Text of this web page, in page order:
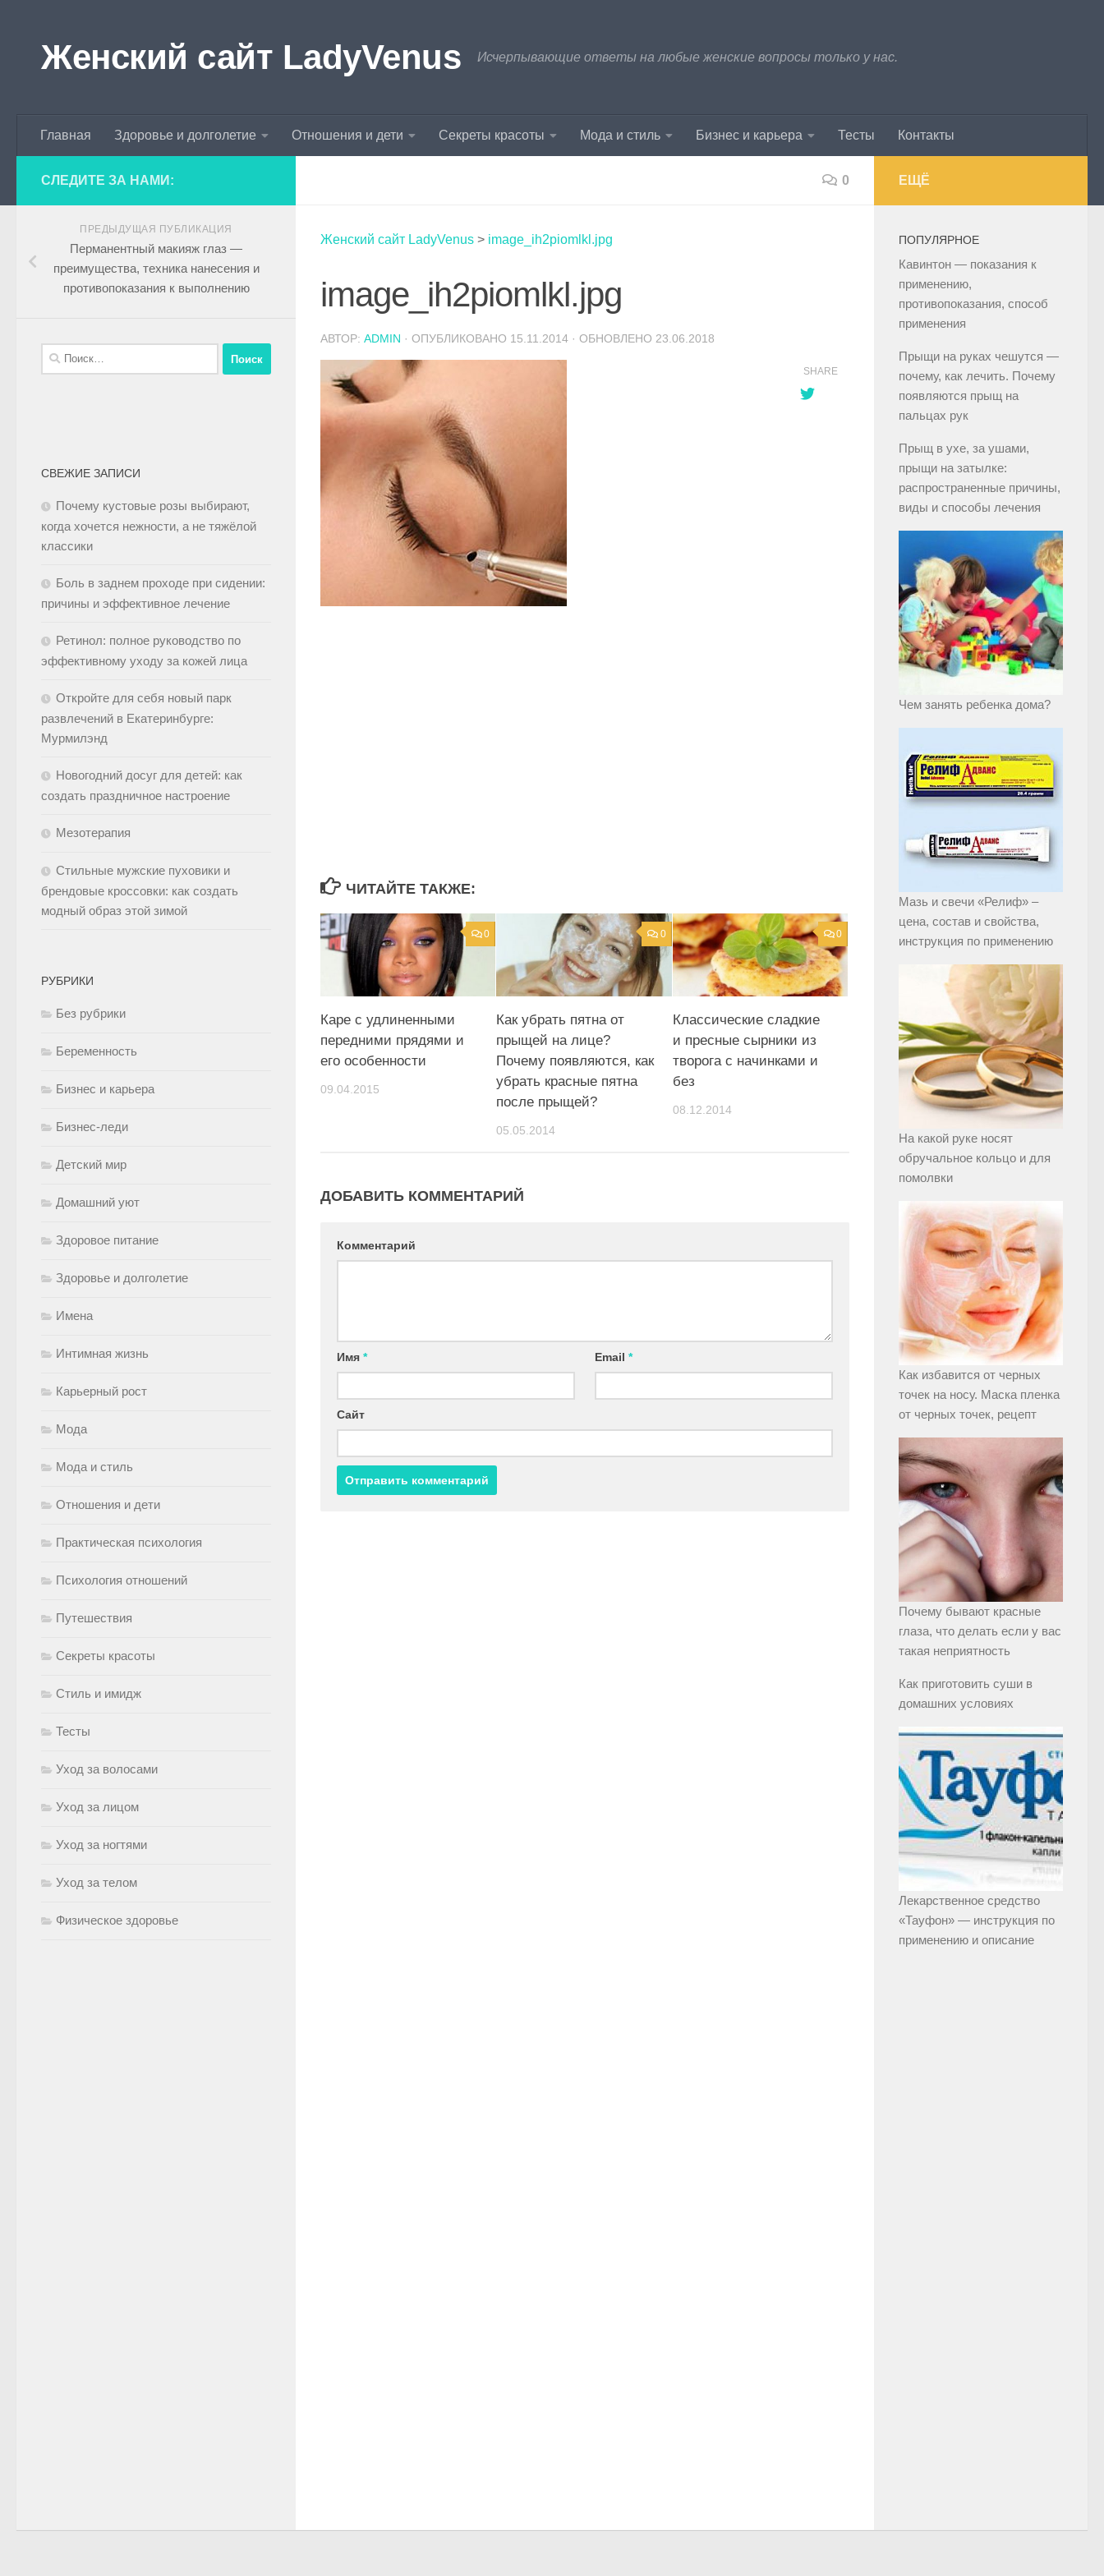
Женский сайт LadyVenus Исчерпывающие ответы на любые женские вопросы только у нас.
Главная Здоровье и долголетие Отношения и дети Секреты красоты Мода и стиль Бизнес и карьера Тесты Контакты
0
Женский сайт LadyVenus > image_ih2piomlkl.jpg
image_ih2piomlkl.jpg
АВТОР: ADMIN · ОПУБЛИКОВАНО 15.11.2014 · ОБНОВЛЕНО 23.06.2018
SHARE
ЧИТАЙТЕ ТАКЖЕ:
0
Каре с удлиненными
передними прядями и
его особенности
09.04.2015
0
Как убрать пятна от
прыщей на лице?
Почему появляются, как
убрать красные пятна
после прыщей?
05.05.2014
0
Классические сладкие
и пресные сырники из
творога с начинками и
без
08.12.2014
ДОБАВИТЬ КОММЕНТАРИЙ
Комментарий
Имя * Email*
Сайт
СЛЕДИТЕ ЗА НАМИ:
ПРЕДЫДУЩАЯ ПУБЛИКАЦИЯ
Перманентный макияж глаз —
преимущества, техника нанесения и
противопоказания к выполнению
СВЕЖИЕ ЗАПИСИ
Почему кустовые розы выбирают,
когда хочется нежности, а не тяжёлой
классики
Боль в заднем проходе при сидении:
причины и эффективное лечение
Ретинол: полное руководство по
эффективному уходу за кожей лица
Откройте для себя новый парк
развлечений в Екатеринбурге:
Мурмилэнд
Новогодний досуг для детей: как
создать праздничное настроение
Мезотерапия
Стильные мужские пуховики и
брендовые кроссовки: как создать
модный образ этой зимой
РУБРИКИ
Без рубрики
Беременность
Бизнес и карьера
Бизнес-леди
Детский мир
Домашний уют
Здоровое питание
Здоровье и долголетие
Имена
Интимная жизнь
Карьерный рост
Мода
Мода и стиль
Отношения и дети
Практическая психология
Психология отношений
Путешествия
Секреты красоты
Стиль и имидж
Тесты
Уход за волосами
Уход за лицом
Уход за ногтями
Уход за телом
Физическое здоровье
ЕЩЁ
ПОПУЛЯРНОЕ
Кавинтон — показания к
применению,
противопоказания, способ
применения
Прыщи на руках чешутся —
почему, как лечить. Почему
появляются прыщ на
пальцах рук
Прыщ в ухе, за ушами,
прыщи на затылке:
распространенные причины,
виды и способы лечения
Чем занять ребенка дома?
Мазь и свечи «Релиф» –
цена, состав и свойства,
инструкция по применению
На какой руке носят
обручальное кольцо и для
помолвки
Как избавится от черных
точек на носу. Маска пленка
от черных точек, рецепт
Почему бывают красные
глаза, что делать если у вас
такая неприятность
Как приготовить суши в
домашних условиях
Лекарственное средство
«Тауфон» — инструкция по
применению и описание